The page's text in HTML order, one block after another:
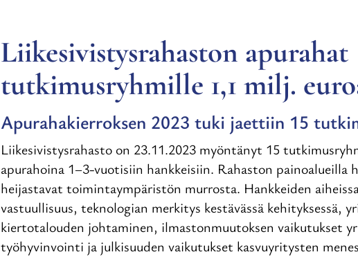
Liikesivistysrahaston apurahat
tutkimusryhmille 1,1 milj.
Apurahakierroksen 2023 tuki jaettiin 15
Liikesivistysrahasto on 23.11.2023 myöntänyt 15
apurahoina 1–3-vuotisiin hankkeisiin. Rahaston
heijastavat toimintaympäristön murrosta. Hankkeiden
vastuullisuus, teknologian merkitys kestävässä kehityksessä,
kiertotalouden johtaminen, ilmastonmuutoksen vaikutukset
työhyvinvointi ja julkisuuden vaikutukset kasvuyritysten